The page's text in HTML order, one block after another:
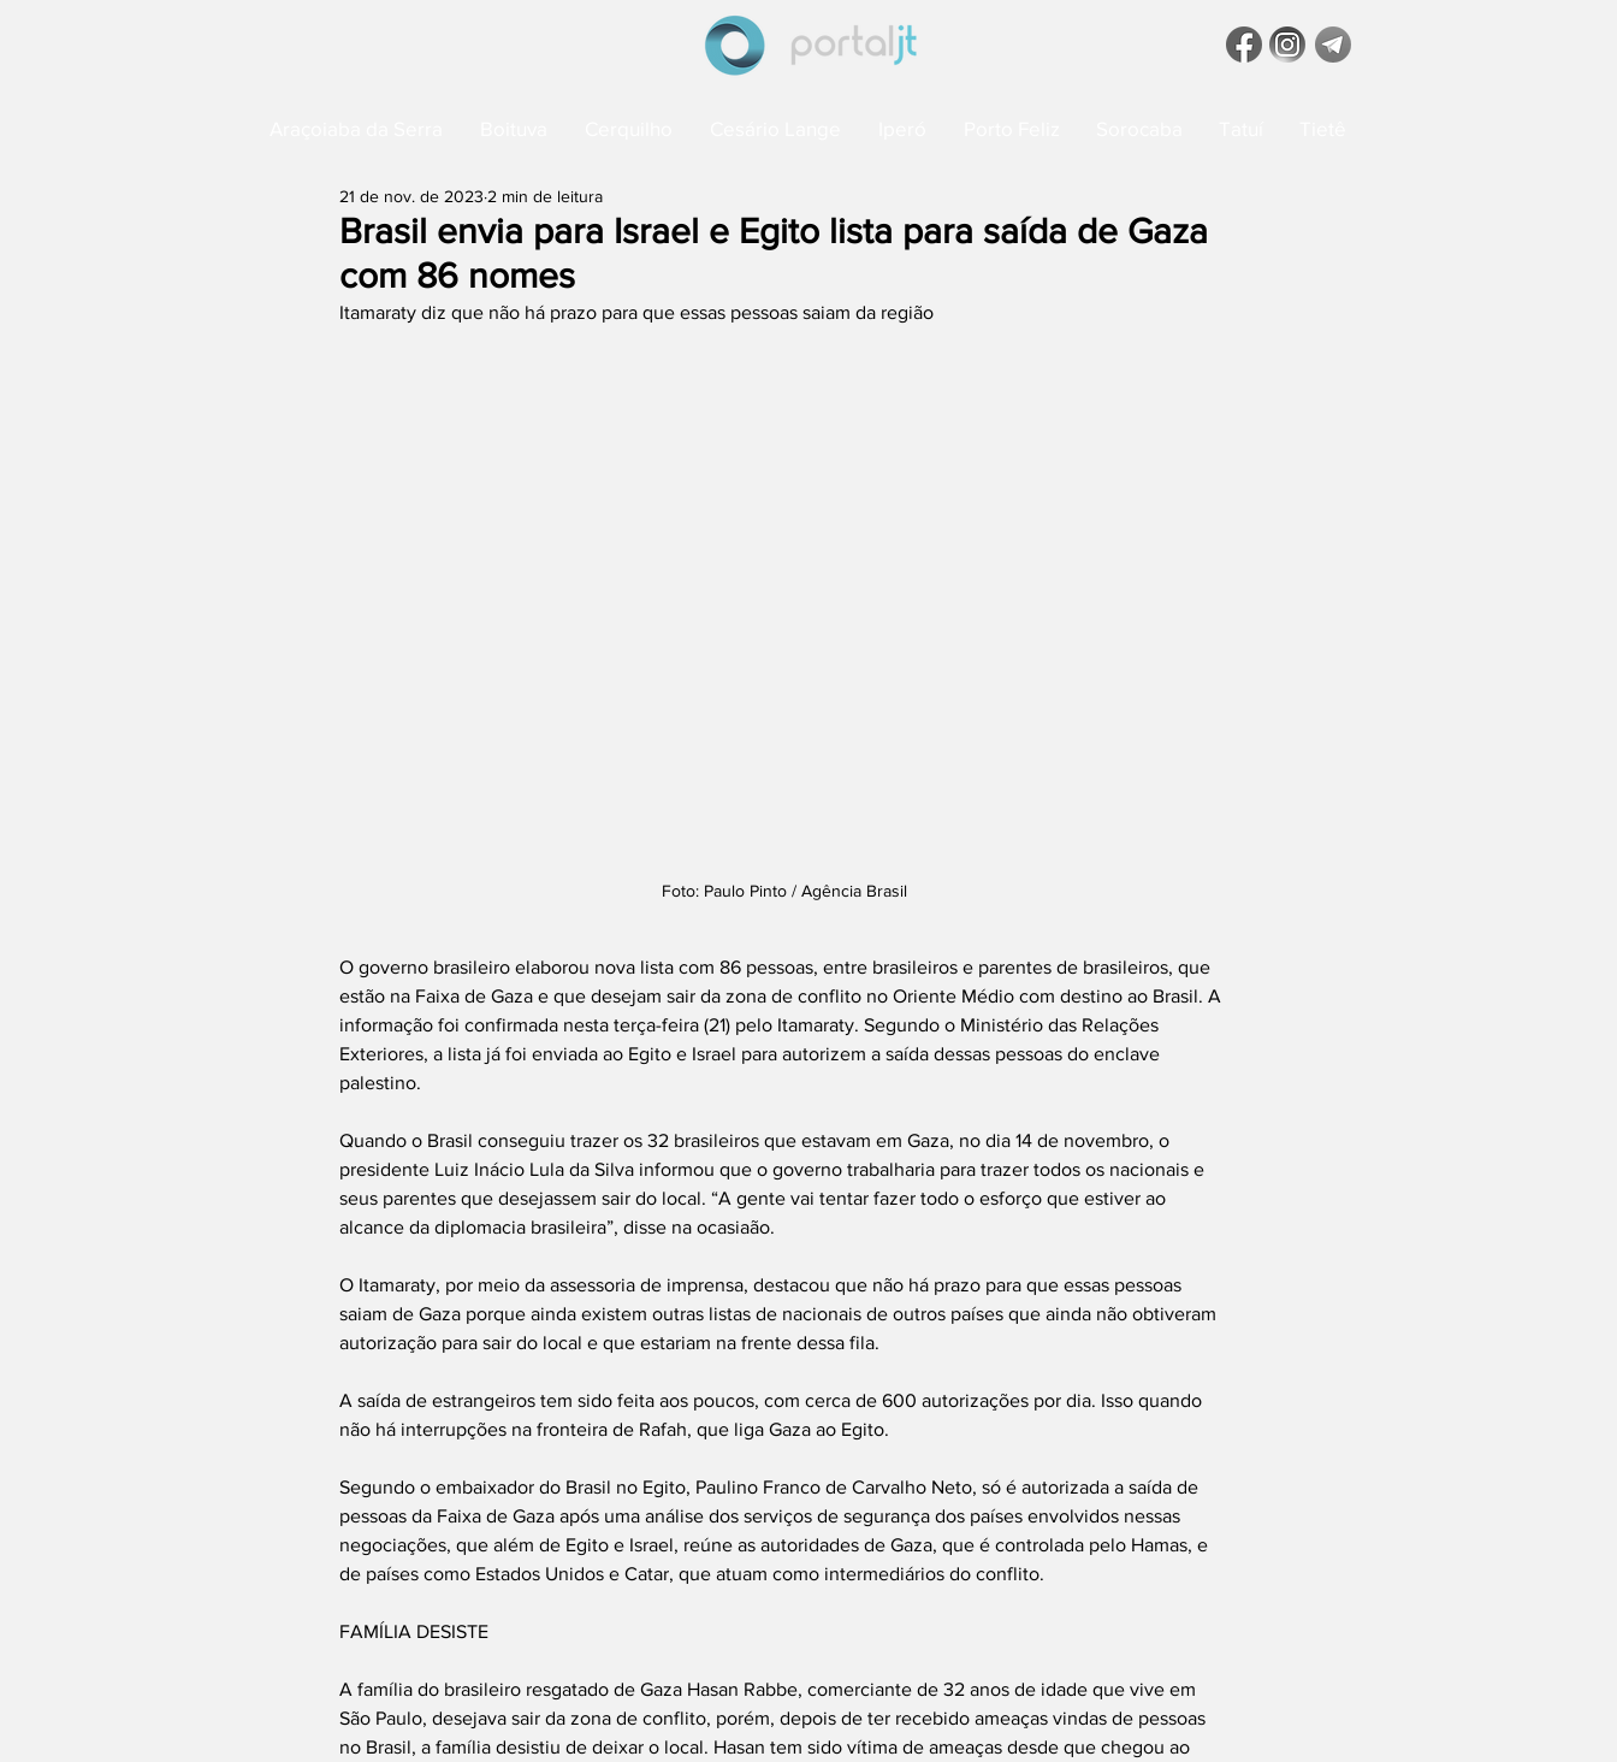
Brasil envia para Israel e Egito lista para saída de Gaza
com 86 nomes
21 de nov. de 2023 2 min de leitura
Itamaraty diz que não há prazo para que essas pessoas saiam da região
Foto: Paulo Pinto / Agência Brasil
O governo brasileiro elaborou nova lista com 86 pessoas, entre brasileiros e parentes de brasileiros, que
estão na Faixa de Gaza e que desejam sair da zona de conflito no Oriente Médio com destino ao Brasil. A
informação foi confirmada nesta terça-feira (21) pelo Itamaraty. Segundo o Ministério das Relações
Exteriores, a lista já foi enviada ao Egito e Israel para autorizem a saída dessas pessoas do enclave
palestino.
Quando o Brasil conseguiu trazer os 32 brasileiros que estavam em Gaza, no dia 14 de novembro, o
presidente Luiz Inácio Lula da Silva informou que o governo trabalharia para trazer todos os nacionais e
seus parentes que desejassem sair do local. “A gente vai tentar fazer todo o esforço que estiver ao
alcance da diplomacia brasileira”, disse na ocasiaão.
O Itamaraty, por meio da assessoria de imprensa, destacou que não há prazo para que essas pessoas
saiam de Gaza porque ainda existem outras listas de nacionais de outros países que ainda não obtiveram
autorização para sair do local e que estariam na frente dessa fila.
A saída de estrangeiros tem sido feita aos poucos, com cerca de 600 autorizações por dia. Isso quando
não há interrupções na fronteira de Rafah, que liga Gaza ao Egito.
Segundo o embaixador do Brasil no Egito, Paulino Franco de Carvalho Neto, só é autorizada a saída de
pessoas da Faixa de Gaza após uma análise dos serviços de segurança dos países envolvidos nessas
negociações, que além de Egito e Israel, reúne as autoridades de Gaza, que é controlada pelo Hamas, e
de países como Estados Unidos e Catar, que atuam como intermediários do conflito.
FAMÍLIA DESISTE
A família do brasileiro resgatado de Gaza Hasan Rabbe, comerciante de 32 anos de idade que vive em
São Paulo, desejava sair da zona de conflito, porém, depois de ter recebido ameaças vindas de pessoas
no Brasil, a família desistiu de deixar o local. Hasan tem sido vítima de ameaças desde que chegou ao